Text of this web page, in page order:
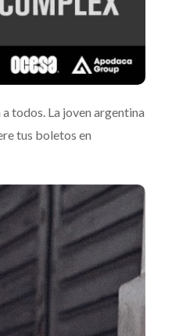
todos. La joven argentina
tus boletos en